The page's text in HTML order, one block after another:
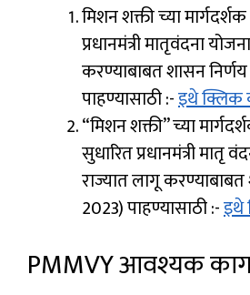
मिशन शक्ती च्या
प्रधानमंत्री मातृवंदना
करण्याबाबत शासन
पाहण्यासाठी :-इथे क्लिक
“मिशन शक्ती” च्या
सुधारित प्रधानमंत्री मातृ
राज्यात लागू
2023) पाहण्यासाठी :-इथे
PMMVY आवश्यक